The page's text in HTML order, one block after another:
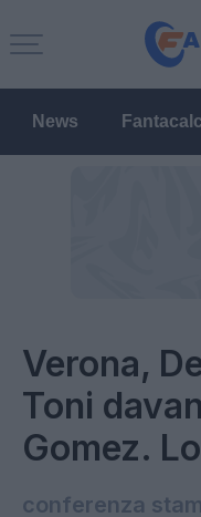
News
Verona,
Toni
Gomez.
conferenza